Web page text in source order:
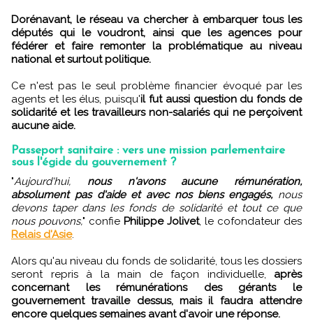
Dorénavant, le réseau va chercher à embarquer tous les
députés qui le voudront, ainsi que les agences pour
fédérer et faire remonter la problématique au niveau
national et surtout politique.
Ce n'est pas le seul problème financier évoqué par les
agents et les élus, puisqu'il fut aussi question du fonds de
solidarité et les travailleurs non-salariés qui ne perçoivent
aucune aide.
Passeport sanitaire : vers une mission parlementaire
sous l'égide du gouvernement ?
" Aujourd'hui, nous n'avons aucune rémunération,
absolument pas d'aide et avec nos biens engagés,nous
devons taper dans les fonds de solidarité et tout ce que
nous pouvons," confie Philippe Jolivet, le cofondateur des
Relais d'Asie.
Alors qu'au niveau du fonds de solidarité, tous les dossiers
seront repris à la main de façon individuelle, après
concernant les rémunérations des gérants le
gouvernement travaille dessus, mais il faudra attendre
encore quelques semaines avant d'avoir une réponse.